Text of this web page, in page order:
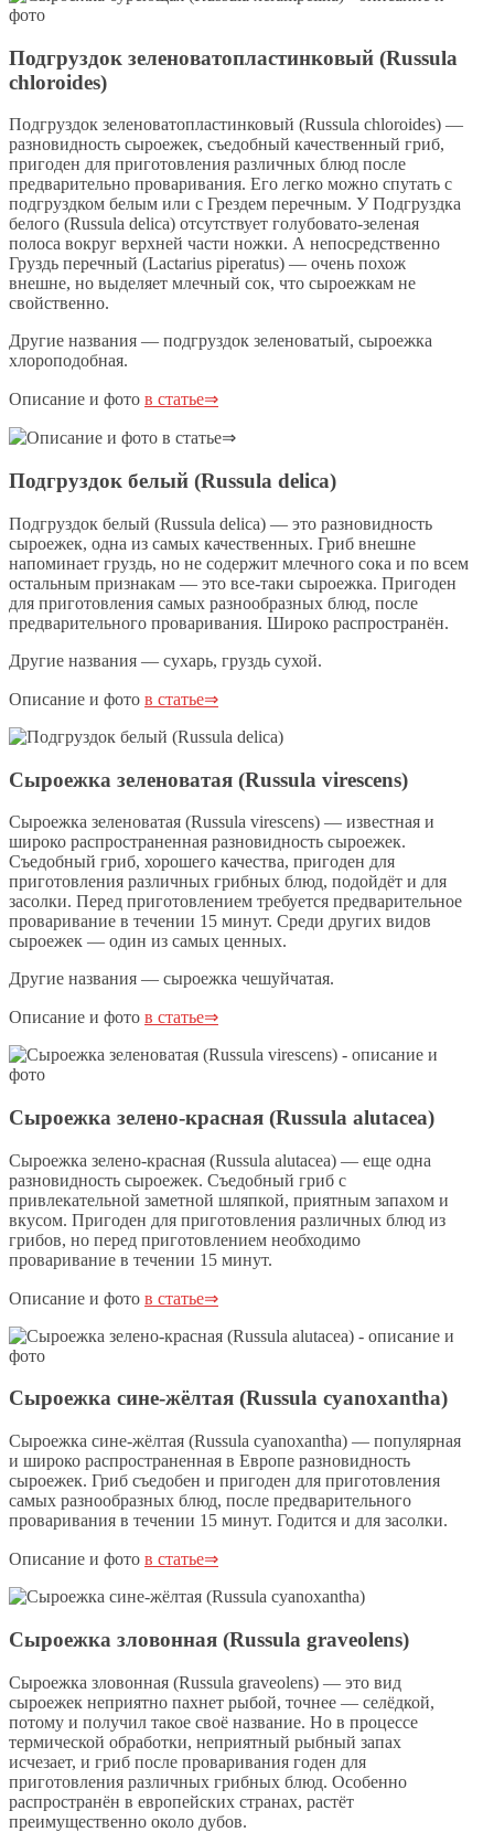
Подгруздок зеленоватопластинковый (Russula
chloroides)
Подгруздок зеленоватопластинковый (Russula chloroides) —
разновидность сыроежек, съедобный качественный гриб,
пригоден для приготовления различных блюд после
предварительно проваривания. Его легко можно спутать с
подгруздком белым или с Грездем перечным. У Подгруздка
белого (Russula delica) отсутствует голубовато-зеленая
полоса вокруг верхней части ножки. А непосредственно
Груздь перечный (Lactarius piperatus) — очень похож
внешне, но выделяет млечный сок, что сыроежкам не
свойственно.
Другие названия — подгруздок зеленоватый, сыроежка
хлороподобная.
Описание и фото в статье⇒
Подгруздок белый (Russula delica)
Подгруздок белый (Russula delica) — это разновидность
сыроежек, одна из самых качественных. Гриб внешне
напоминает груздь, но не содержит млечного сока и по всем
остальным признакам — это все-таки сыроежка. Пригоден
для приготовления самых разнообразных блюд, после
предварительного проваривания. Широко распространён.
Другие названия — сухарь, груздь сухой.
Описание и фото в статье⇒
Сыроежка зеленоватая (Russula virescens)
Сыроежка зеленоватая (Russula virescens) — известная и
широко распространенная разновидность сыроежек.
Съедобный гриб, хорошего качества, пригоден для
приготовления различных грибных блюд, подойдёт и для
засолки. Перед приготовлением требуется предварительное
проваривание в течении 15 минут. Среди других видов
сыроежек — один из самых ценных.
Другие названия — сыроежка чешуйчатая.
Описание и фото в статье⇒
Сыроежка зелено-красная (Russula alutacea)
Сыроежка зелено-красная (Russula alutacea) — еще одна
разновидность сыроежек. Съедобный гриб с
привлекательной заметной шляпкой, приятным запахом и
вкусом. Пригоден для приготовления различных блюд из
грибов, но перед приготовлением необходимо
проваривание в течении 15 минут.
Описание и фото в статье⇒
Сыроежка сине-жёлтая (Russula cyanoxantha)
Сыроежка сине-жёлтая (Russula cyanoxantha) — популярная
и широко распространенная в Европе разновидность
сыроежек. Гриб съедобен и пригоден для приготовления
самых разнообразных блюд, после предварительного
проваривания в течении 15 минут. Годится и для засолки.
Описание и фото в статье⇒
Сыроежка зловонная (Russula graveolens)
Сыроежка зловонная (Russula graveolens) — это вид
сыроежек неприятно пахнет рыбой, точнее — селёдкой,
потому и получил такое своё название. Но в процессе
термической обработки, неприятный рыбный запах
исчезает, и гриб после проваривания годен для
приготовления различных грибных блюд. Особенно
распространён в европейских странах, растёт
преимущественно около дубов.